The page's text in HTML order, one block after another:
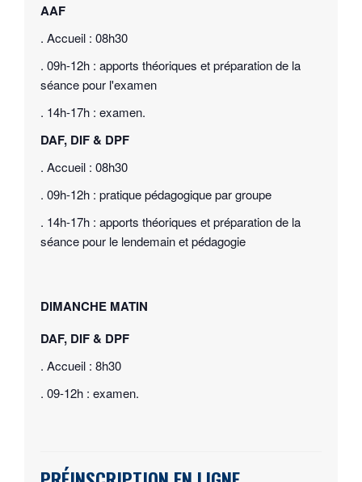
AAF
. Accueil : 08h30
. 09h-12h : apports théoriques et préparation de la
séance pour l'examen
. 14h-17h : examen.
DAF, DIF & DPF
. Accueil : 08h30
. 09h-12h : pratique pédagogique par groupe
. 14h-17h : apports théoriques et préparation de la
séance pour le lendemain et pédagogie
DIMANCHE MATIN
DAF, DIF & DPF
. Accueil : 8h30
. 09-12h : examen.